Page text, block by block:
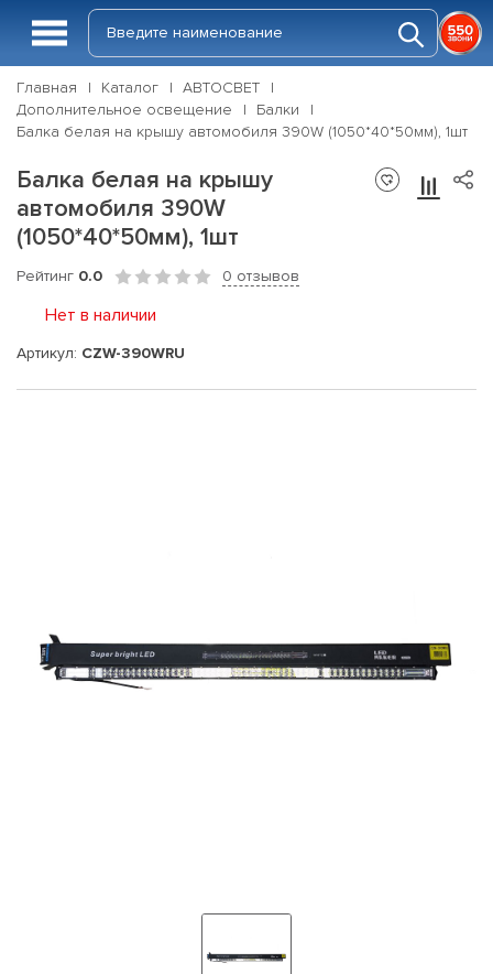
Главная Каталог
АВТОСВЕТ
Дополнительное освещение
Балки
Балка белая на крышу автомобиля 390W (1050*40*50мм), 1шт
Балка белая на крышу
автомобиля 390W
(1050*40*50мм), 1шт
Рейтинг 0.0 0 отзывов
Нет в наличии
Артикул: CZW-390WRU